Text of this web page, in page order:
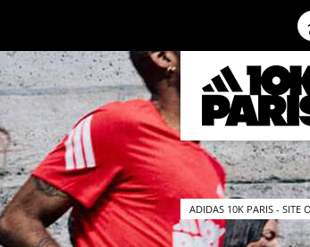
ADIDAS 10K PARIS - SITE